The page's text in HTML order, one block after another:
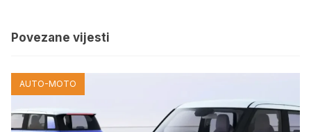
Povezane vijesti
AUTO-MOTO